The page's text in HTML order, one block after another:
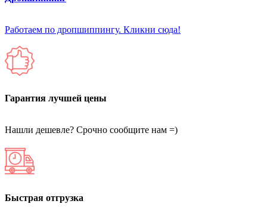
Работаем по дропшиппингу. Кликни сюда!
Гарантия лучшей цены
Нашли дешевле? Срочно сообщите нам =)
Быстрая отгрузка